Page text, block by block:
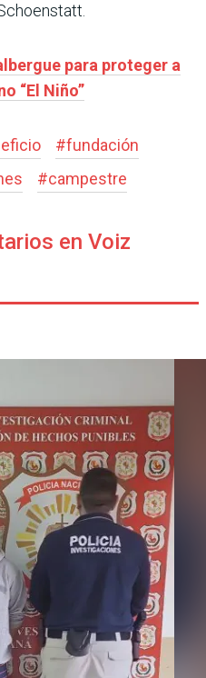
para proteger a
“El Niño”
#fundación
#campestre
en Voiz